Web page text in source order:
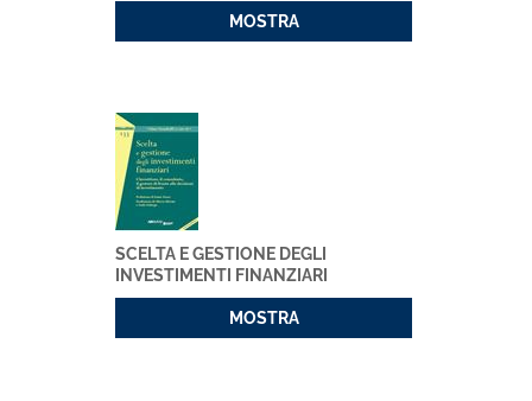
MOSTRA
SCELTA E GESTIONE DEGLI
INVESTIMENTI FINANZIARI
MOSTRA